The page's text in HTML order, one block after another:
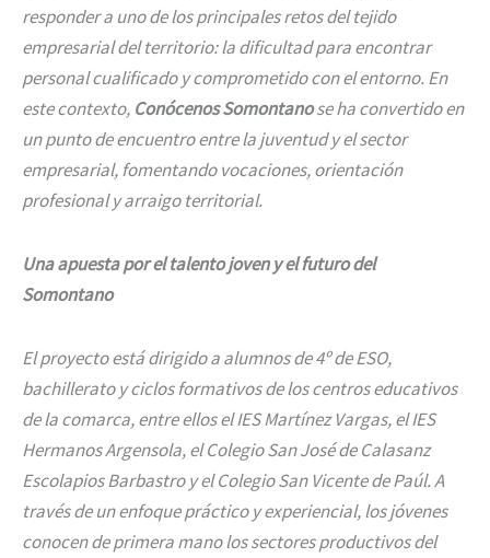
responder a uno de los principales retos del tejido
empresarial del territorio: la dificultad para encontrar
personal cualificado y comprometido con el entorno. En
este contexto, Conócenos Somontanose ha convertido en
un punto de encuentro entre la juventud y el sector
empresarial, fomentando vocaciones, orientación
profesional y arraigo territorial.
Una apuesta por el talento joven y el futuro del
Somontano
El proyecto está dirigido a alumnos de 4º de ESO,
bachillerato y ciclos formativos de los centros educativos
de la comarca, entre ellos el IES Martínez Vargas, el IES
Hermanos Argensola, el Colegio San José de Calasanz
Escolapios Barbastro y el Colegio San Vicente de Paúl. A
través de un enfoque práctico y experiencial, los jóvenes
conocen de primera mano los sectores productivos del